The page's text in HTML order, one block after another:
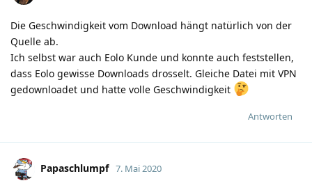
Die Geschwindigkeit vom Download hängt natürlich von der
Quelle ab.
Ich selbst war auch Eolo Kunde und konnte auch feststellen,
dass Eolo gewisse Downloads drosselt. Gleiche Datei mit VPN
gedownloadet und hatte volle Geschwindigkeit
Antworten
Papaschlumpf 7. Mai 2020